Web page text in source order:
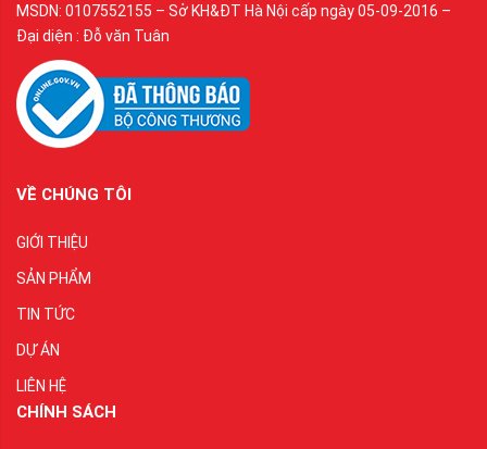
MSDN: 0107552155 – Sở KH&ĐT Hà Nội cấp ngày 05-09-2016 –
Đại diện : Đỗ văn Tuân
VỀ CHÚNG TÔI
GIỚI THIỆU
SẢN PHẨM
TIN TỨC
DỰ ÁN
LIÊN HỆ
CHÍNH SÁCH